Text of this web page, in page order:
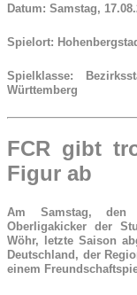
Datum: Samstag,
Spielort:
Spielklasse:
Württemberg
FCR gibt
Figur ab
Am Samstag, den
Oberligakicker der
Wöhr, letzte Saison
Deutschland, der
einem